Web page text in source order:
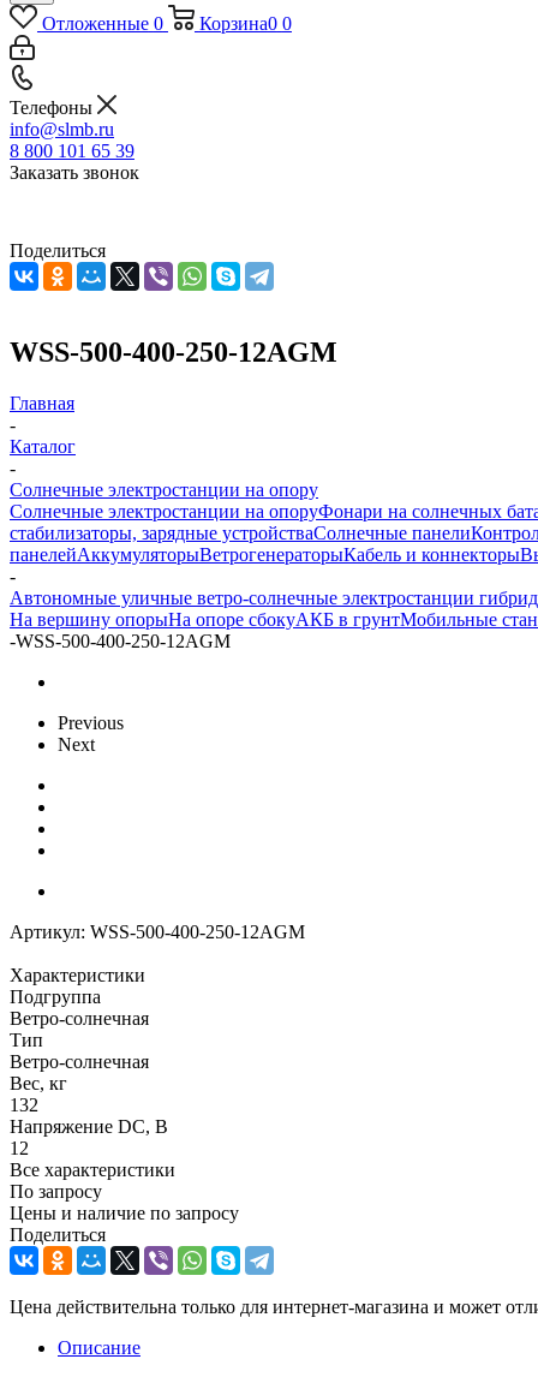
Отложенные 0 Корзина0 0
Телефоны
info@slmb.ru
8 800 101 65 39
Заказать звонок
Поделиться
WSS-500-400-250-12AGM
Главная
-
Каталог
-
Солнечные электростанции на опору
Солнечные электростанции на опоруФонари на солнечных
стабилизаторы, зарядные устройстваСолнечные панели
панелейАккумуляторыВетрогенераторыКабель и коннекторы
-
Автономные уличные ветро-солнечные электростанции
На вершину опорыНа опоре сбокуАКБ в грунтМобильные
-WSS-500-400-250-12AGM
Previous
Next
Артикул: WSS-500-400-250-12AGM
Характеристики
Подгруппа
Ветро-солнечная
Тип
Ветро-солнечная
Вес, кг
132
Напряжение DC, В
12
Все характеристики
По запросу
Цены и наличие по запросу
Поделиться
Цена действительна только для интернет-магазина и может
Описание